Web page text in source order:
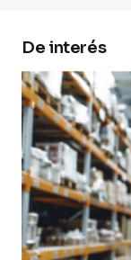
Your Name*
Your E-mail*
Guarda
este
comente.
De interés